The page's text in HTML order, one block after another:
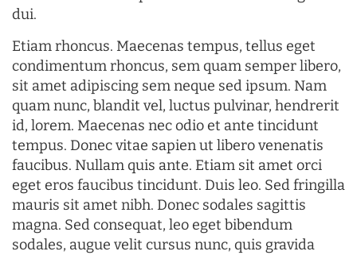
dui.
Etiam rhoncus. Maecenas tempus, tellus eget
condimentum rhoncus, sem quam semper libero,
sit amet adipiscing sem neque sed ipsum. Nam
quam nunc, blandit vel, luctus pulvinar, hendrerit
id, lorem. Maecenas nec odio et ante tincidunt
tempus. Donec vitae sapien ut libero venenatis
faucibus. Nullam quis ante. Etiam sit amet orci
eget eros faucibus tincidunt. Duis leo. Sed fringilla
mauris sit amet nibh. Donec sodales sagittis
magna. Sed consequat, leo eget bibendum
sodales, augue velit cursus nunc, quis gravida